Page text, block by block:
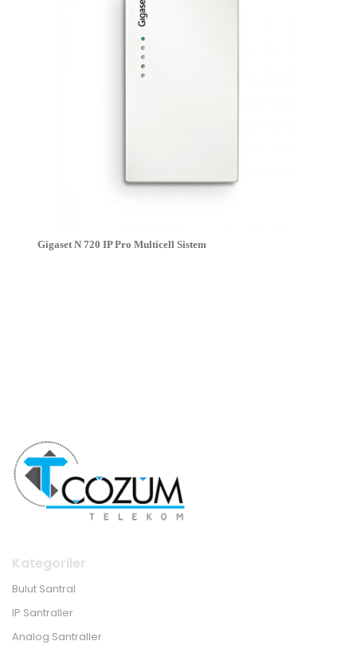
Gigaset N 720 IP Pro Multicell Sistem
Kategoriler
Bulut Santral
IP Santraller
Analog Santraller